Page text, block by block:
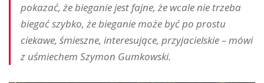
pokazać, że bieganie jest fajne, że wcale nie trzeba
biegać szybko, że bieganie może być po prostu
ciekawe, śmieszne, interesujące, przyjacielskie – mówi
z uśmiechem Szymon Gumkowski.